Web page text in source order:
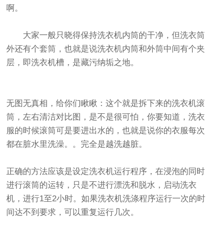
啊。
大家一般只晓得保持洗衣机内筒的干净，但洗衣筒
外还有个套筒，也就是说洗衣机内筒和外筒中间有个夹
层，即洗衣机槽，是藏污纳垢之地。
无图无真相，给你们瞅瞅：这个就是拆下来的洗衣机滚
筒，左右清洁对比图，是不是很可怕，你要知道，洗衣
服的时候滚筒可是要进出水的，也就是说你的衣服每次
都在脏水里洗澡。。完全是越洗越脏。
正确的方法应该是设定洗衣机运行程序，在浸泡的同时
进行滚筒的运转，只是不进行漂洗和脱水，启动洗衣
机，进行1至2小时。如果洗衣机洗涤程序运行一次的时
间达不到要求，可以重复运行几次。